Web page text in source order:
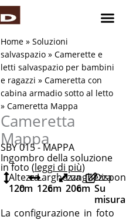
Home» Soluzioni
salvaspazio» Camerette e
letti salvaspazio per bambini
e ragazzi » Cameretta con
cabina armadio sotto al letto
» Cameretta Mappa
Cameretta
Mappa
SBY 015 - MAPPA
Ingombro della soluzione
in foto (leggi di più)
Altezza
120cm
Larghezza
126cm
Lunghezza
206cm Su
misura
La configurazione in foto